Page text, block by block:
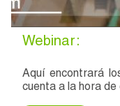
Webinar:
Aquí encontrará
cuenta a la hora